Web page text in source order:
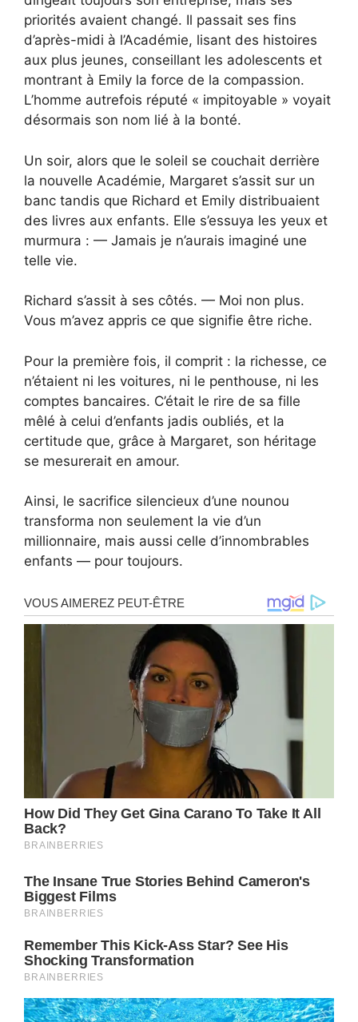
priorités avaient changé. Il passait ses fins
d’après-midi à l’Académie, lisant des histoires
aux plus jeunes, conseillant les adolescents et
montrant à Emily la force de la compassion.
L’homme autrefois réputé « impitoyable » voyait
désormais son nom lié à la bonté.
Un soir, alors que le soleil se couchait derrière
la nouvelle Académie, Margaret s’assit sur un
banc tandis que Richard et Emily distribuaient
des livres aux enfants. Elle s’essuya les yeux et
murmura : — Jamais je n’aurais imaginé une
telle vie.
Richard s’assit à ses côtés. — Moi non plus.
Vous m’avez appris ce que signifie être riche.
Pour la première fois, il comprit : la richesse, ce
n’étaient ni les voitures, ni le penthouse, ni les
comptes bancaires. C’était le rire de sa fille
mêlé à celui d’enfants jadis oubliés, et la
certitude que, grâce à Margaret, son héritage
se mesurerait en amour.
Ainsi, le sacrifice silencieux d’une nounou
transforma non seulement la vie d’un
millionnaire, mais aussi celle d’innombrables
enfants — pour toujours.